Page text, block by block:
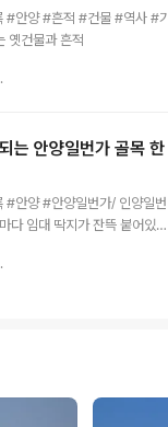
안양 #흔적 #건물 #역사 #기
옛건물과 흔적
안양일번가 골목 한
양 #안양일번가/ 인양일번
다 임대 딱지가 잔뜩 붙어있지
상권의 활기를 되찾기 위한